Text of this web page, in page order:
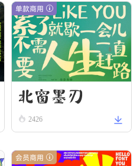
单款商用
北窗墨刃
2426
会员商用